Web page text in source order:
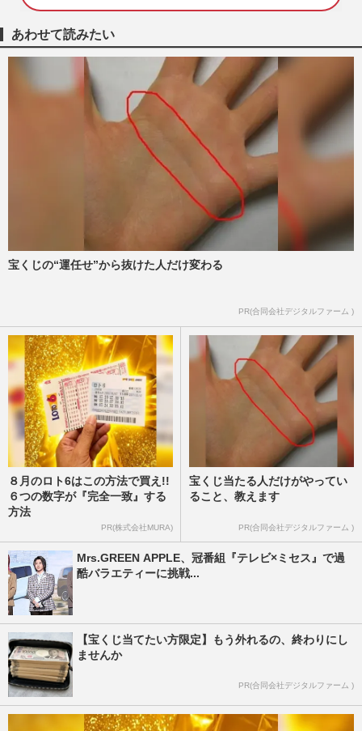
あわせて読みたい
宝くじの“運任せ”から抜けた人だけ変わる
PR(合同会社デジタルファーム )
８月のロト6はこの方法で買え!!
６つの数字が『完全一致』する
方法
PR(株式会社MURA)
宝くじ当たる人だけがやってい
ること、教えます
PR(合同会社デジタルファーム )
Mrs.GREEN APPLE、冠番組『テレビ×ミセス』で過
酷バラエティーに挑戦...
【宝くじ当てたい方限定】もう外れるの、終わりにし
ませんか
PR(合同会社デジタルファーム )